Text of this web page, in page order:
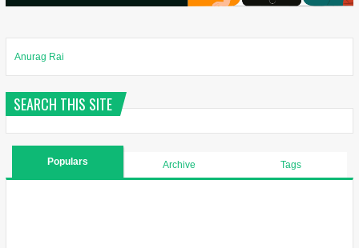
Anurag Rai
SEARCH THIS SITE
Populars Archive Tags